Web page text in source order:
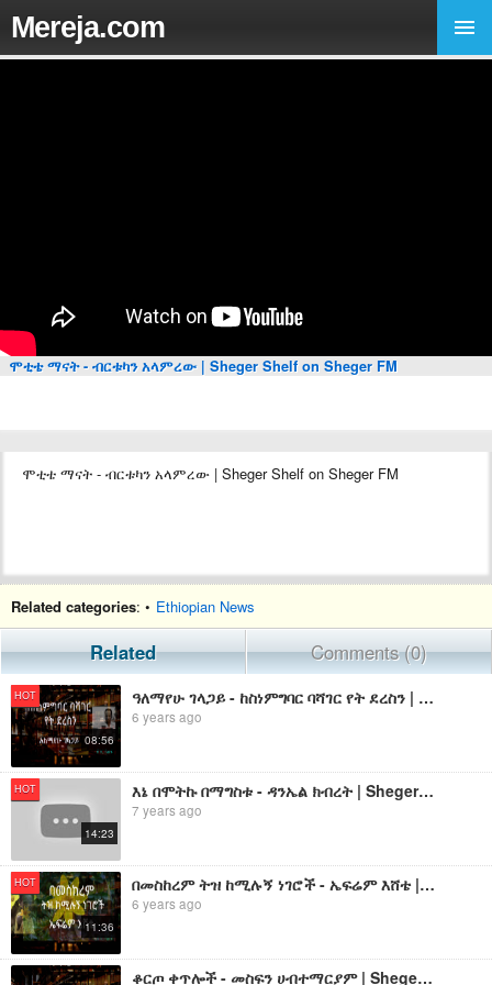
Mereja.com
ሞቲቴ ማናት - ብርቱካን አላምረው | Sheger Shelf on Sheger FM
ሞቲቴ ማናት - ብርቱካን አላምረው | Sheger Shelf on Sheger FM
Related categories: • Ethiopian News
Related Comments (0)
HOT
08:56
ዓለማየሁ ገላጋይ - ከስነምግባር ባሻገር የት ደረስን | Sheger Shelf on Sheger FM
6 years ago
HOT
14:23
እኔ በሞትኩ በማግስቱ - ዳንኤል ክብረት | Sheger Shelf on Sheger Fm
7 years ago
HOT
11:36
በመስከረም ትዝ ከሚሉኝ ነገሮች - ኤፍሬም እሸቴ | Sheger Shelf on Sheger FM
6 years ago
ቆርጦ ቀጥሎች - መስፍን ሀብተማርያም | Sheger Shelf on Sheger FM